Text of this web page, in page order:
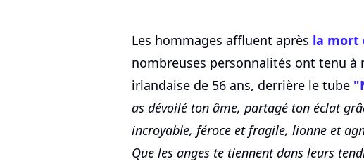
Les hommages affluent après la mort
nombreuses personnalités ont tenu
irlandaise de 56 ans, derrière le tube
as dévoilé ton âme, partagé ton éclat
incroyable, féroce et fragile, lionne et
Que les anges te tiennent dans leurs